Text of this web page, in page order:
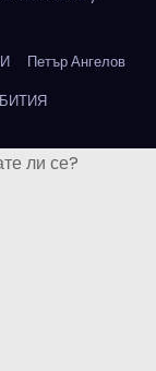
Петър Ангелов
ли се?